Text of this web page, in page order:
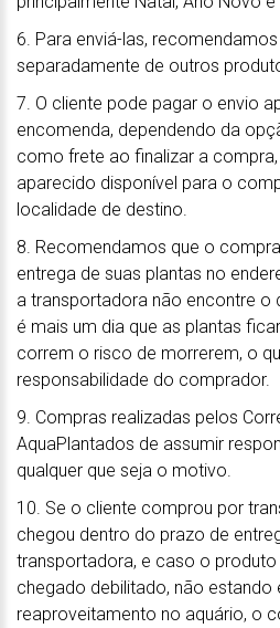
6. Para enviá-las,
separadamente de outros
7. O cliente pode pagar o envio
encomenda, dependendo da
como frete ao finalizar a
aparecido disponível para o
localidade de destino.
8. Recomendamos que o
entrega de suas plantas no
a transportadora não encontre o
é mais um dia que as plantas
correm o risco de morrerem, o
responsabilidade do comprador.
9. Compras realizadas pelos
AquaPlantados de assumir
qualquer que seja o motivo.
10. Se o cliente comprou por
chegou dentro do prazo de
transportadora, e caso o
chegado debilitado, não
reaproveitamento no aquário, o